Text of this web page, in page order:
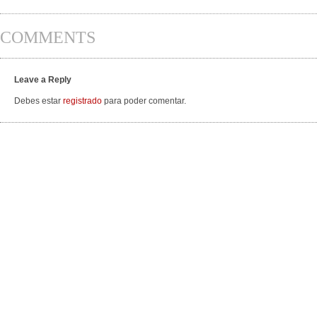
COMMENTS
Leave a Reply
Debes estar registrado para poder comentar.